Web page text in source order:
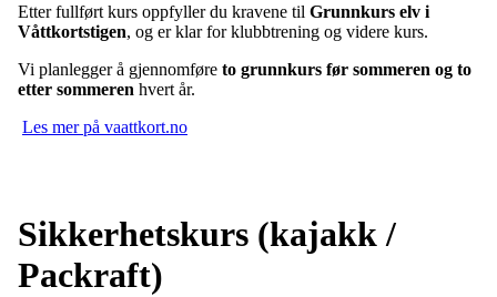
Etter fullført kurs oppfyller du kravene til Grunnkurs elv i
Våttkortstigen, og er klar for klubbtrening og videre kurs.
Vi planlegger å gjennomføre to grunnkurs før sommeren og to
etter sommeren hvert år.
Les mer på vaattkort.no
Sikkerhetskurs (kajakk /
Packraft)